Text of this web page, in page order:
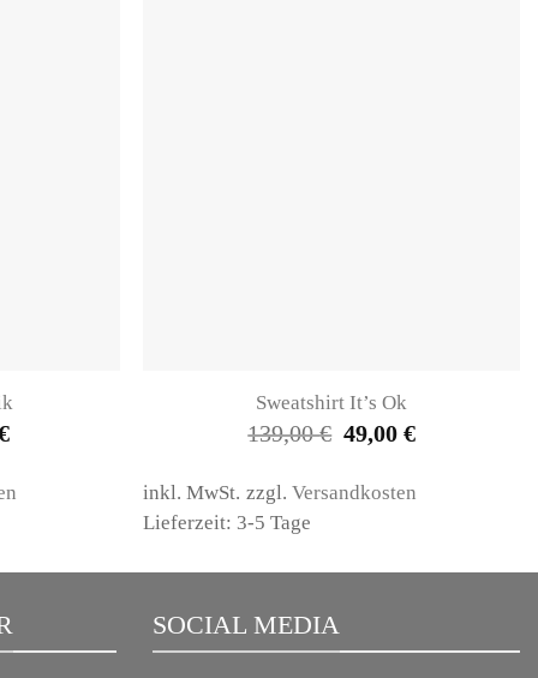
Aktueller
39,00 €.
Sweatshirt It’s Ok
139,00€ Ursprünglicher
Preis
139,00 €
49,00€Aktueller
49,00 €.
inkl. MwSt. zzgl.Versandkosten
Lieferzeit: 3-5 Tage
SOCIAL MEDIA